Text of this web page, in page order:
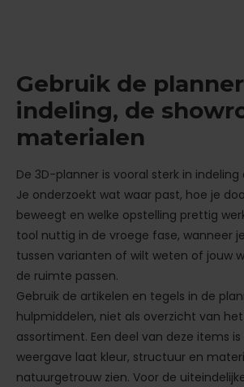
Gebruik de
indeling, de
materialen
De 3D-planner is vooral sterk in
Je onderzoekt wat waar past, hoe je
beweegt en welke opstelling prettig
tool nuttig in de vroege fase, wanneer
tussen varianten of wilt weten of jouw
de ruimte passen.
Gebruik de artikelen en tegels in de
hulpmiddelen, niet als overzicht van
assortiment. Een deel van deze items
weergave laat kleur, structuur en
natuurgetrouw zien. Voor de